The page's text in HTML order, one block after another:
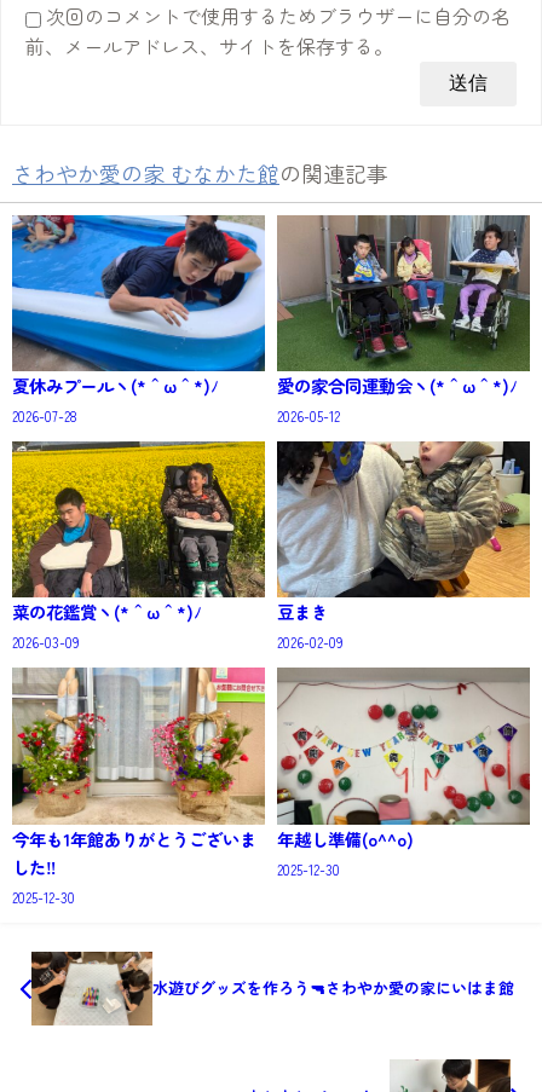
次回のコメントで使用するためブラウザーに自分の名
前、メールアドレス、サイトを保存する。
さわやか愛の家 むなかた館の関連記事
夏休みプールヽ(*＾ω＾*)ﾉ
2026-07-28
愛の家合同運動会ヽ(*＾ω＾*)ﾉ
2026-05-12
菜の花鑑賞ヽ(*＾ω＾*)ﾉ
2026-03-09
豆まき
2026-02-09
今年も1年館ありがとうございま
した‼️
2025-12-30
年越し準備(o^^o)
2025-12-30
水遊びグッズを作ろう🔫さわやか愛の家にいはま館